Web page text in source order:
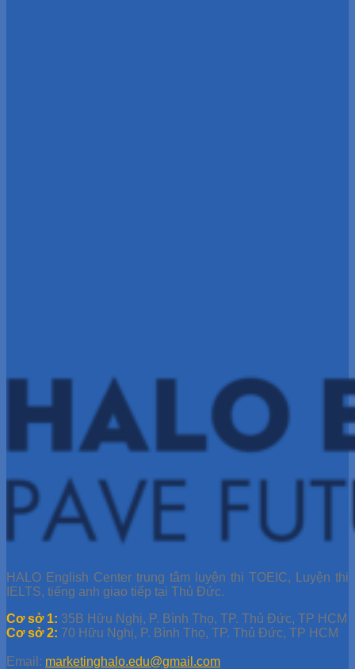
HALO English Center trung tâm luyện thi TOEIC, Luyện thi
IELTS, tiếng anh giao tiếp tại Thủ Đức.
Cơ sở 1: 35B Hữu Nghị, P. Bình Thọ, TP. Thủ Đức, TP HCM
Cơ sở 2: 70 Hữu Nghị, P. Bình Thọ, TP. Thủ Đức, TP HCM
Email: marketinghalo.edu@gmail.com